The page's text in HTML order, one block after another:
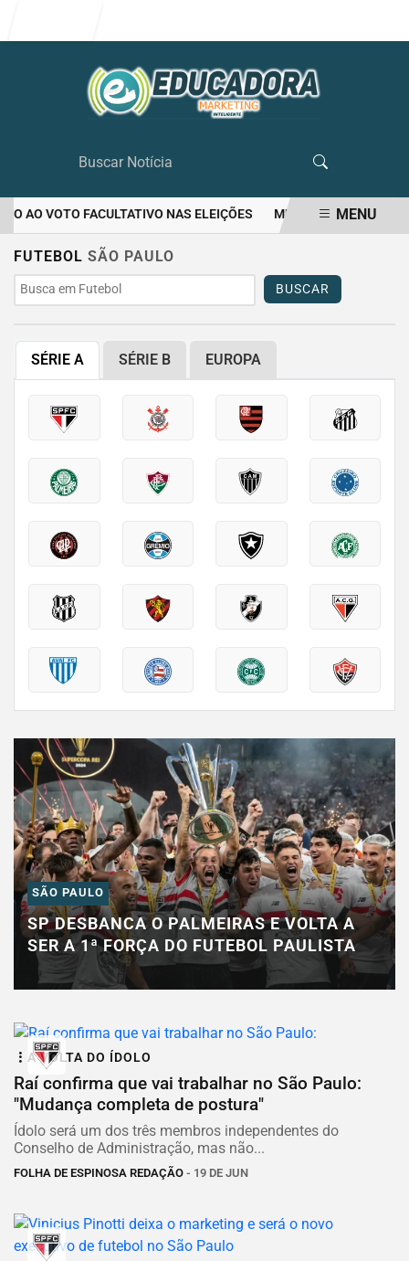
AO VOTO FACULTATIVO NAS ELEIÇÕES MULHER MATA O
EM ALTA
MENU
FUTEBOL SÃO PAULO
BUSCAR
SÉRIE A SÉRIE B EUROPA
SÃO PAULO
SP DESBANCA O PALMEIRAS E VOLTA A
SER A 1ª FORÇA DO FUTEBOL PAULISTA
A VOLTA DO ÍDOLO
Raí confirma que vai trabalhar no São Paulo:
"Mudança completa de postura"
Ídolo será um dos três membros independentes do
Conselho de Administração, mas não...
FOLHA DE ESPINOSA REDAÇÃO - 19 DE JUN